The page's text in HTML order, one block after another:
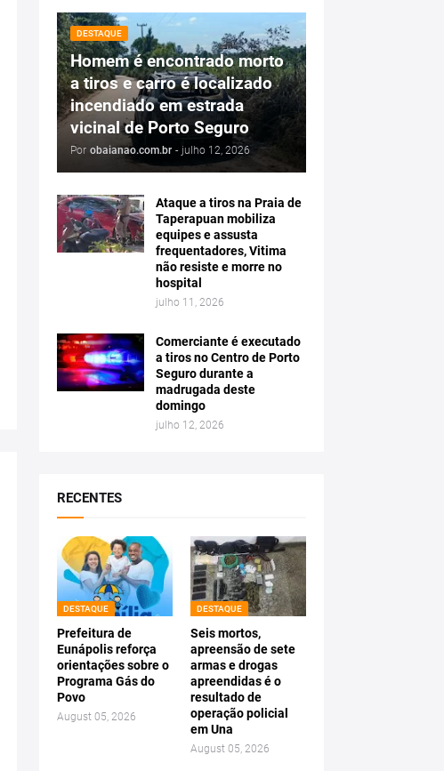
DESTAQUE
Homem é encontrado morto
a tiros e carro é localizado
incendiado em estrada
vicinal de Porto Seguro
Por obaianao.com.br - julho 12, 2026
Ataque a tiros na Praia de
Taperapuan mobiliza
equipes e assusta
frequentadores, Vitima
não resiste e morre no
hospital
julho 11, 2026
Comerciante é executado
a tiros no Centro de Porto
Seguro durante a
madrugada deste
domingo
julho 12, 2026
RECENTES
DESTAQUE
Prefeitura de
Eunápolis reforça
orientações sobre o
Programa Gás do
Povo
August 05, 2026
DESTAQUE
Seis mortos,
apreensão de sete
armas e drogas
apreendidas é o
resultado de
operação policial
em Una
August 05, 2026